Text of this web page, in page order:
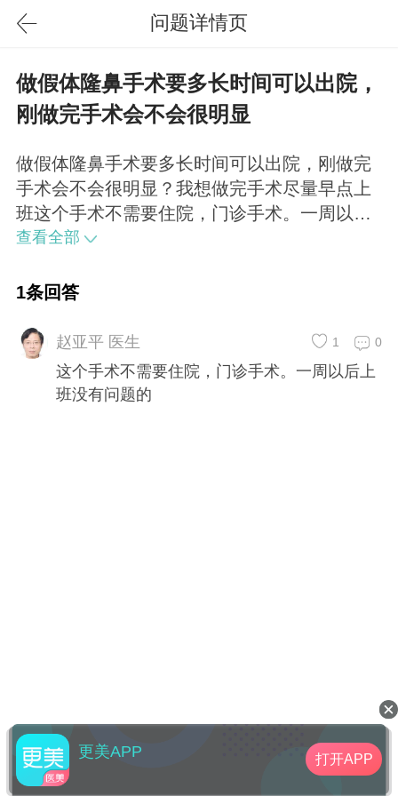
问题详情页
做假体隆鼻手术要多长时间可以出院，
刚做完手术会不会很明显
做假体隆鼻手术要多长时间可以出院，刚做完
手术会不会很明显？我想做完手术尽量早点上
班这个手术不需要住院，门诊手术。一周以后
上班没有问题的
查看全部
1条回答
赵亚平 医生 0
1
这个手术不需要住院，门诊手术。一周以后上
班没有问题的
更美APP 打开APP